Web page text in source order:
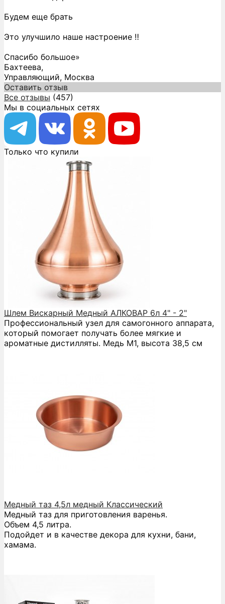
Будем еще брать
Это улучшило наше настроение ‼️
Спасибо большое»
Бахтеева,
Управляющий, Москва
Оставить отзыв
Все отзывы (457)
Мы в социальных сетях
Только что купили
Шлем Вискарный Медный АЛКОВАР 6л 4" - 2"
Профессиональный узел для самогонного аппарата,
который помогает получать более мягкие и
ароматные дистилляты. Медь М1, высота 38,5 см
Медный таз 4,5л медный Классический
Медный таз для приготовления варенья.
Объем 4,5 литра.
Подойдет и в качестве декора для кухни, бани,
хамама.